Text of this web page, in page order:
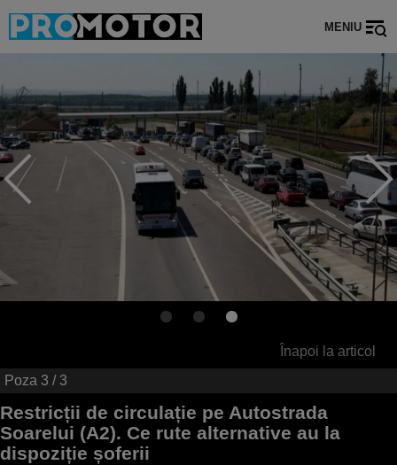
MENIU
Înapoi la articol
Poza 3 / 3
Restricții de circulație pe Autostrada
Soarelui (A2). Ce rute alternative au la
dispoziție șoferii